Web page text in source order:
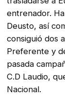
entrenador.
Deusto, así
consiguió dos
Preferente y
pasada
C.D Laudio,
Nacional.